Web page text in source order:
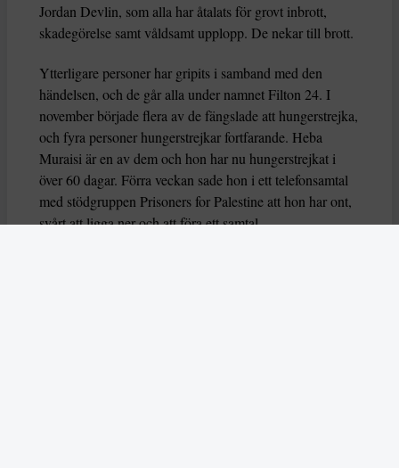
Jordan Devlin, som alla har åtalats för grovt inbrott,
skadegörelse samt våldsamt upplopp. De nekar till brott.
Ytterligare personer har gripits i samband med den
händelsen, och de går alla under namnet Filton 24. I
november började flera av de fängslade att hungerstrejka,
och fyra personer hungerstrejkar fortfarande. Heba
Muraisi är en av dem och hon har nu hungerstrejkat i
över 60 dagar. Förra veckan sade hon i ett telefonsamtal
med stödgruppen Prisoners for Palestine att hon har ont,
svårt att ligga ner och att föra ett samtal.